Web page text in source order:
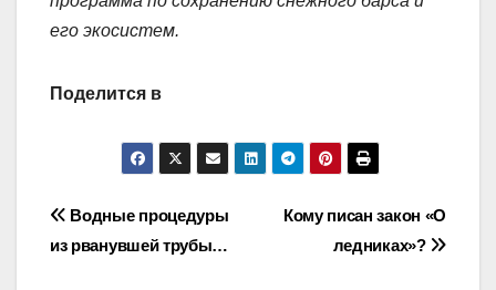
его экосистем.
Поделится в
Навигация
по
Кому писан закон «О
ледниках»?
Водные процедуры
из рванувшей трубы…